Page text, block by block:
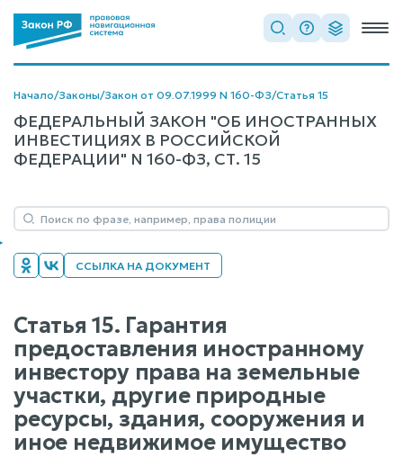
Начало/Законы/Закон от 09.07.1999 N 160-ФЗ/Статья 15
ФЕДЕРАЛЬНЫЙ ЗАКОН "ОБ ИНОСТРАННЫХ
ИНВЕСТИЦИЯХ В РОССИЙСКОЙ
ФЕДЕРАЦИИ" N 160-ФЗ, СТ. 15
ССЫЛКА НА ДОКУМЕНТ
Статья 15. Гарантия
предоставления иностранному
инвестору права на земельные
участки, другие природные
ресурсы, здания, сооружения и
иное недвижимое имущество